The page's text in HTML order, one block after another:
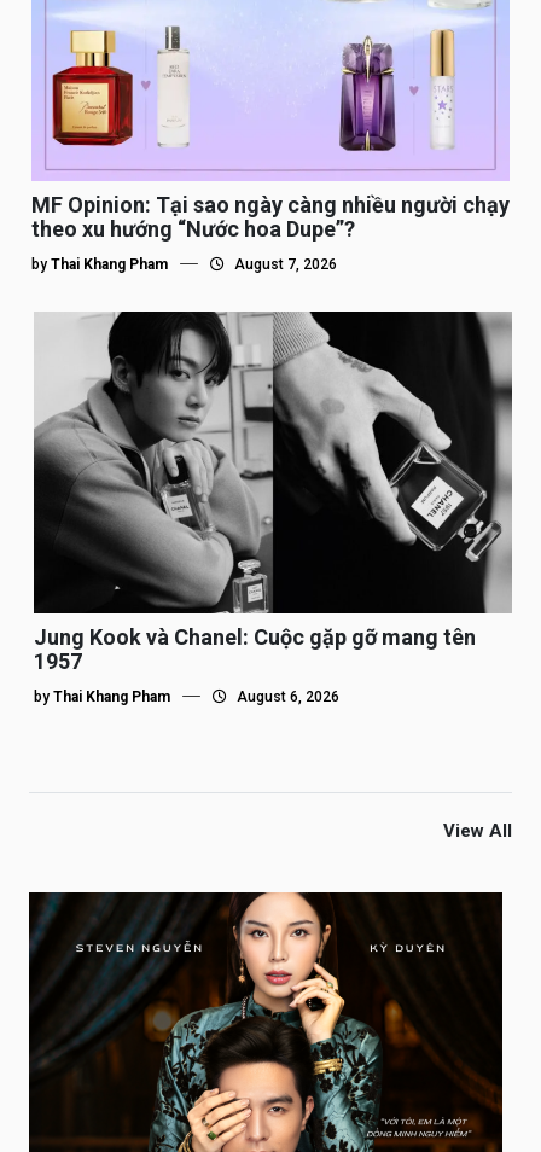
MF Opinion: Tại sao ngày càng nhiều người chạy
theo xu hướng “Nước hoa Dupe”?
by Thai Khang Pham August 7, 2026
Jung Kook và Chanel: Cuộc gặp gỡ mang tên
1957
by Thai Khang Pham August 6, 2026
View All